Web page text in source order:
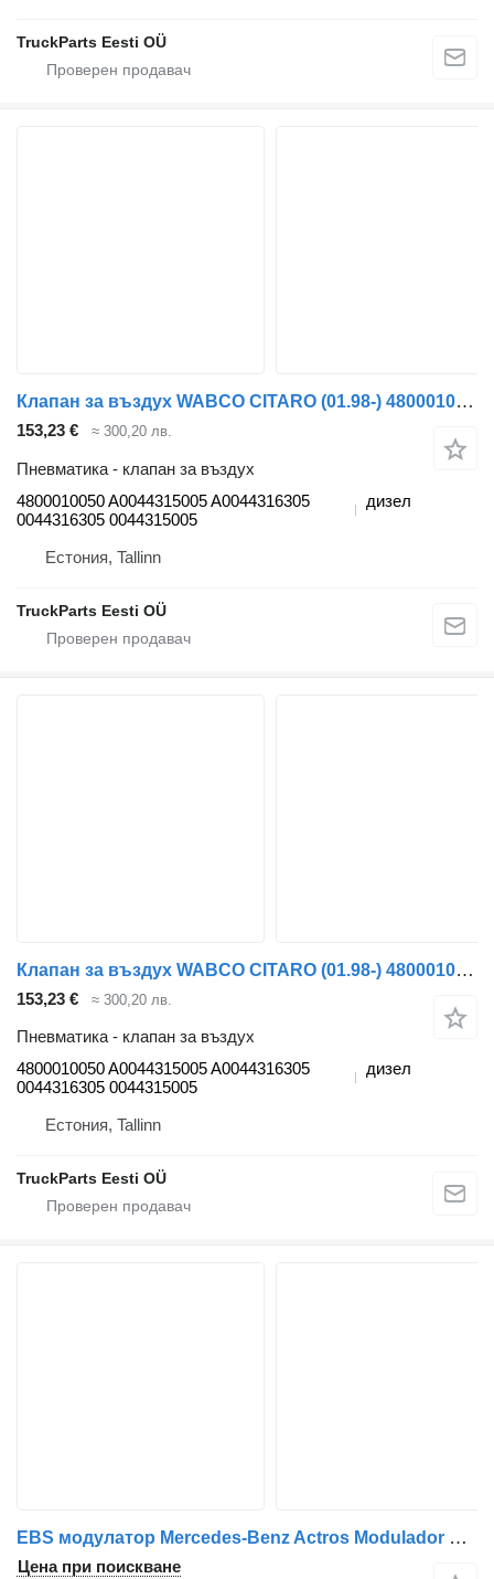
TruckParts Eesti OÜ
Клапан за въздух WABCO CITARO (01.98-) 4800010050 за автобус Mercedes-Benz Bus II (1996-)
153,23 € ≈ 300,20 лв.
Пневматика - клапан за въздух
4800010050 A0044315005 A0044316305
0044316305 0044315005
дизел
Естония, Tallinn
TruckParts Eesti OÜ
Клапан за въздух WABCO CITARO (01.98-) 4800010050 за автобус Mercedes-Benz Bus II (1996-)
153,23 € ≈ 300,20 лв.
Пневматика - клапан за въздух
4800010050 A0044315005 A0044316305
0044316305 0044315005
дизел
Естония, Tallinn
TruckParts Eesti OÜ
EBS модулатор Mercedes-Benz Actros Modulador de Eixo EBS A0004294224 за автобус Mercedes-Benz Evobus
Цена при поискване